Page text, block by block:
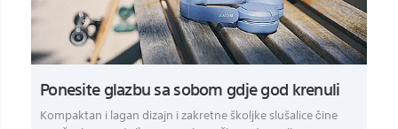
Ponesite glazbu sa sobom gdje god krenuli
Kompaktan i lagan dizajn i zakretne školjke slušalice čine